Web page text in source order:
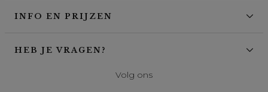
INFO EN PRIJZEN
HEB JE VRAGEN?
Volg ons